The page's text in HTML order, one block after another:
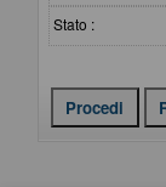
Stato :